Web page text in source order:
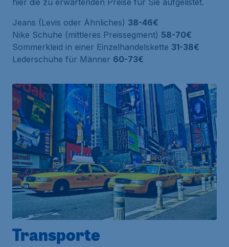
hier die zu erwartenden Preise für Sie aufgelistet.
Jeans (Levis oder Ähnliches) 38-46€
Nike Schuhe (mittleres Preissegment) 58-70€
Sommerkleid in einer Einzelhandelskette 31-38€
Lederschuhe für Männer 60-73€
Transporte